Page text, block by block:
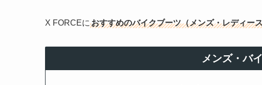
X FORCEに おすすめのバイクブーツ（メンズ・レディー
メンズ・バ